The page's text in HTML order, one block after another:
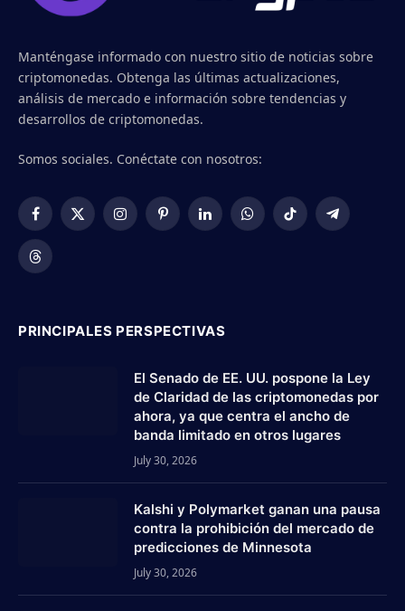
Manténgase informado con nuestro sitio de noticias sobre
criptomonedas. Obtenga las últimas actualizaciones,
análisis de mercado e información sobre tendencias y
desarrollos de criptomonedas.
Somos sociales. Conéctate con nosotros:
Facebook
X
InstagramPinterestLinkedInWhatsApp
TikTok Telegram
Threads
PRINCIPALES PERSPECTIVAS
El Senado de EE. UU. pospone la Ley
de Claridad de las criptomonedas por
ahora, ya que centra el ancho de
banda limitado en otros lugares
July 30, 2026
Kalshi y Polymarket ganan una pausa
contra la prohibición del mercado de
predicciones de Minnesota
July 30, 2026